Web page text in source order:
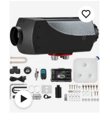
diesel bus heizung
diesel heizungen 12v